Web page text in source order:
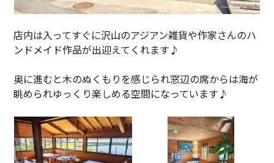
店内は入ってすぐに沢山のアジアン雑貨や作家さんのハ
ンドメイド作品が出迎えてくれます♪
奥に進むと木のぬくもりを感じられ窓辺の席からは海が
眺められゆっくり楽しめる空間になっています♪